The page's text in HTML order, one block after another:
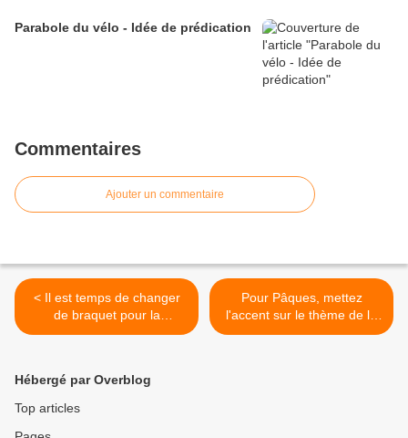
Parabole du vélo - Idée de prédication
Commentaires
Ajouter un commentaire
< Il est temps de changer
de braquet pour la
formulation théologique de
Pour Pâques, mettez
l'accent sur le thème de la
protection >
Hébergé par Overblog
Top articles